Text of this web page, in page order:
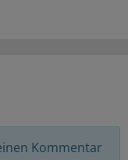
Kommentar